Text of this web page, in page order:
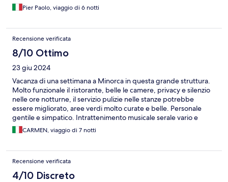
Pier Paolo, viaggio di 6 notti
Recensione verificata
8/10 Ottimo
23 giu 2024
Vacanza di una settimana a Minorca in questa grande struttura.
Molto funzionale il ristorante, belle le camere, privacy e silenzio
nelle ore notturne, il servizio pulizie nelle stanze potrebbe
essere migliorato, aree verdi molto curate e belle. Personale
gentile e simpatico. Intrattenimento musicale serale vario e
interessante. Minorca é sempre una garanzia ed il Seth 55 Sant
Tomàs è un hotel molto interessante e consigliato.
CARMEN, viaggio di 7 notti
Recensione verificata
4/10 Discreto